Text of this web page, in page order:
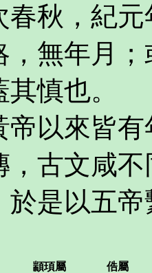
春秋，紀
，無年月
慎也。
帝以來皆
，古文咸
於是以五
顓頊屬 俈屬